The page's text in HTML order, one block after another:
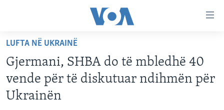
faqen
kryesore
Kalo
tek
faqja
KATEGORITË
AMERIKA
DITARI
LUFTA NË UKRAINË
Gjermani, SHBA do të mbledhë 40
vende për të diskutuar ndihmën për
Ukrainën